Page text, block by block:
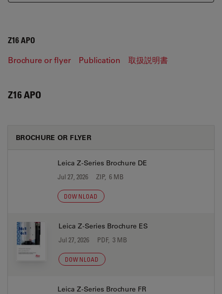
Z16 APO
Brochure or flyer Publication 取扱説明書
Z16 APO
BROCHURE OR FLYER
Leica Z-Series Brochure DE
Jul 27, 2026 ZIP, 6 MB
DOWNLOAD
Leica Z-Series Brochure ES
Jul 27, 2026 PDF, 3 MB
DOWNLOAD
Leica Z-Series Brochure FR